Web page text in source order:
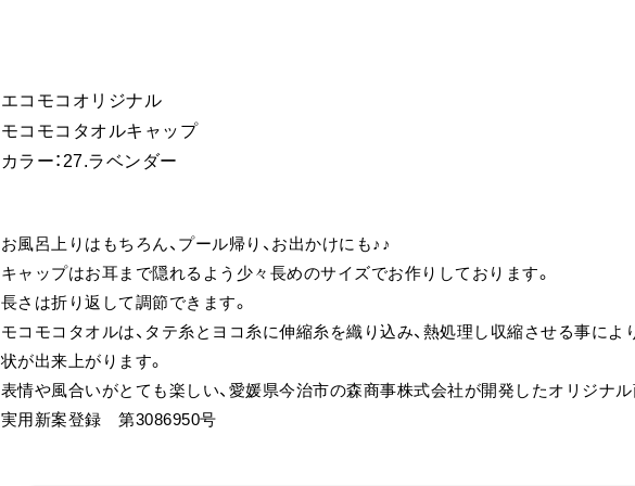
エコモコオリジナル
モコモコタオルキャップ
カラー：27.ラベンダー
お風呂上りはもちろん、プール帰り、お出かけにも♪♪
キャップはお耳まで隠れるよう少々長めのサイズでお作りしております。
長さは折り返して調節できます。
モコモコタオルは、タテ糸とヨコ糸に伸縮糸を織り込み、熱処理し収縮させる事によ
状が出来上がります。
表情や風合いがとても楽しい、愛媛県今治市の森商事株式会社が開発したオリジナル
実用新案登録 第3086950号